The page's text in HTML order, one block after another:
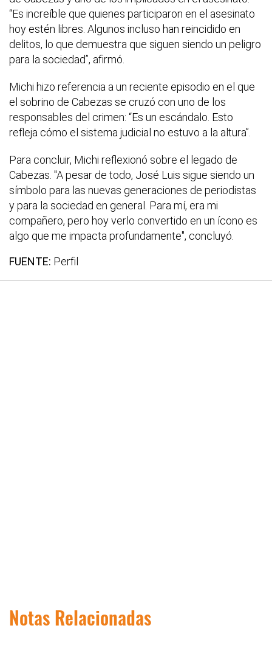
“Es increíble que quienes participaron en el asesinato
hoy estén libres. Algunos incluso han reincidido en
delitos, lo que demuestra que siguen siendo un peligro
para la sociedad”, afirmó.
Michi hizo referencia a un reciente episodio en el que
el sobrino de Cabezas se cruzó con uno de los
responsables del crimen: “Es un escándalo. Esto
refleja cómo el sistema judicial no estuvo a la altura”.
Para concluir, Michi reflexionó sobre el legado de
Cabezas. "A pesar de todo, José Luis sigue siendo un
símbolo para las nuevas generaciones de periodistas
y para la sociedad en general. Para mí, era mi
compañero, pero hoy verlo convertido en un ícono es
algo que me impacta profundamente", concluyó.
FUENTE: Perfil
Notas Relacionadas